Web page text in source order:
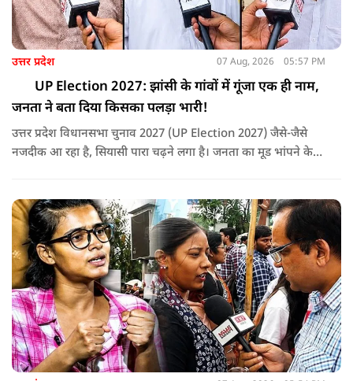
उत्तर प्रदेश 07 Aug, 2026 05:57 PM
UP Election 2027: झांसी के गांवों में गूंजा एक ही नाम,
जनता ने बता दिया किसका पलड़ा भारी!
उत्तर प्रदेश विधानसभा चुनाव 2027 (UP Election 2027) जैसे-जैसे
नजदीक आ रहा है, सियासी पारा चढ़ने लगा है। जनता का मूड भांपने के
जानने की कोशिश की कि जमीनी स्तर पर योगी आदित्यनाथ सरकार के
काम, कानून-व्यवस्था, सड़क, बिजली और सुरक्षा को लेकर जनता की क्या
राय है।